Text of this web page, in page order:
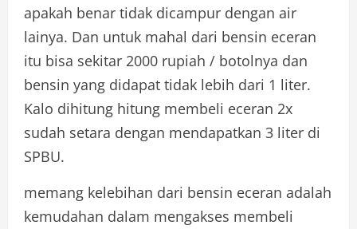
apakah benar tidak dicampur dengan air
lainya. Dan untuk mahal dari bensin eceran
itu bisa sekitar 2000 rupiah / botolnya dan
bensin yang didapat tidak lebih dari 1 liter.
Kalo dihitung hitung membeli eceran 2x
sudah setara dengan mendapatkan 3 liter di
SPBU.
memang kelebihan dari bensin eceran adalah
kemudahan dalam mengakses membeli